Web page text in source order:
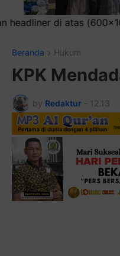
Beranda Hukum
KPK
by Redaktur - 12.13